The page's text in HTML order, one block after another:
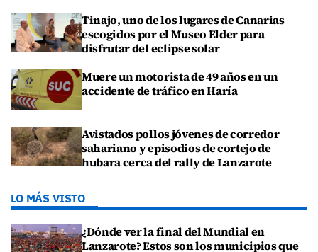
Tinajo, uno de los lugares de Canarias
escogidos por el Museo Elder para
disfrutar del eclipse solar
Muere un motorista de 49 años en un
accidente de tráfico en Haría
Avistados pollos jóvenes de corredor
sahariano y episodios de cortejo de
hubara cerca del rally de Lanzarote
LO MÁS VISTO
¿Dónde ver la final del Mundial en
Lanzarote? Estos son los municipios que